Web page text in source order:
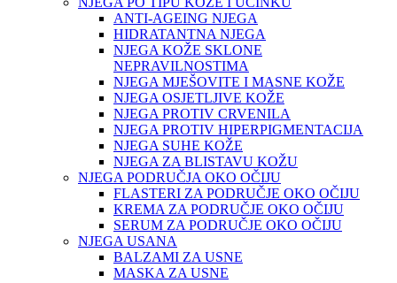
ANTI-AGEING NJEGA
HIDRATANTNA NJEGA
NJEGA KOŽE SKLONE
NEPRAVILNOSTIMA
NJEGA MJEŠOVITE I MASNE KOŽE
NJEGA OSJETLJIVE KOŽE
NJEGA PROTIV CRVENILA
NJEGA PROTIV HIPERPIGMENTACIJA
NJEGA SUHE KOŽE
NJEGA ZA BLISTAVU KOŽU
NJEGA PODRUČJA OKO OČIJU
FLASTERI ZA PODRUČJE OKO OČIJU
KREMA ZA PODRUČJE OKO OČIJU
SERUM ZA PODRUČJE OKO OČIJU
NJEGA USANA
BALZAMI ZA USNE
MASKA ZA USNE